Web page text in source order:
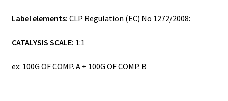
Label elements: CLP Regulation (EC) No 1272/2008:
CATALYSIS SCALE: 1:1
ex: 100G OF COMP. A + 100G OF COMP. B